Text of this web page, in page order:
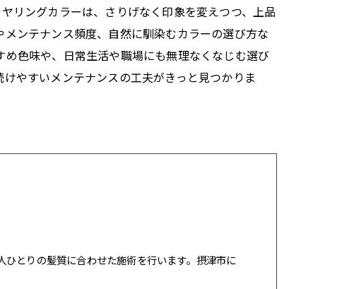
リングカラーは、さりげなく印象を変えつつ、上品
ンテナンス頻度、自然に馴染むカラーの選び方な
色味や、日常生活や職場にも無理なくなじむ選び
やすいメンテナンスの工夫がきっと見つかりま
とりの髪質に合わせた施術を行います。摂津市に